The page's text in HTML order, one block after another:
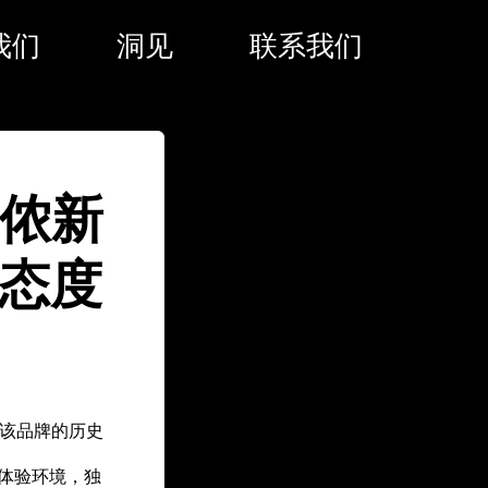
们 洞见 联系我们
新
度
品牌的历史
验环境，独